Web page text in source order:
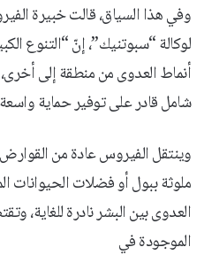
وفي هذا السياق، قالت خبيرة
لوكالة “سبوتنيك”، إنّ “التنوع
أنماط العدوى من منطقة إلى
شامل قادر على توفير حماية
وينتقل الفيروس عادة من
ملوثة ببول أو فضلات الحيوانات
العدوى بين البشر نادرة للغاية،
الموجودة في